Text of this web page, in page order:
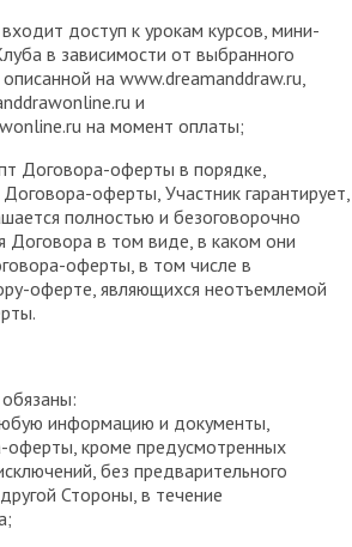
доступ к урокам курсов, мини-
в зависимости от выбранного
на www.dreamanddraw.ru,
и
на момент оплаты;
Договора-оферты в порядке,
оферты, Участник гарантирует,
полностью и безоговорочно
Договора в том виде, в каком они
оферты, в том числе в
оферте, являющихся неотъемлемой
информацию и документы,
оферты, кроме предусмотренных
без предварительного
Стороны, в течение